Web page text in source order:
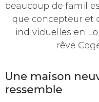
beaucoup de
que concepteur et
individuelles en
rêve
Une maison
ressemble